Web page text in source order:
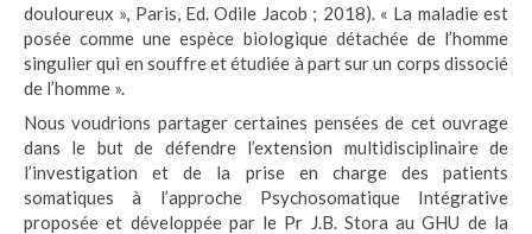
douloureux », Paris, Ed. Odile Jacob ; 2018). « La maladie est
posée comme une espèce biologique détachée de l’homme
singulier qui en souffre et étudiée à part sur un corps dissocié
de l’homme ».
Nous voudrions partager certaines pensées de cet ouvrage
dans le but de défendre l’extension multidisciplinaire de
l’investigation et de la prise en charge des patients
somatiques à l’approche Psychosomatique Intégrative
proposée et développée par le Pr J.B. Stora au GHU de la